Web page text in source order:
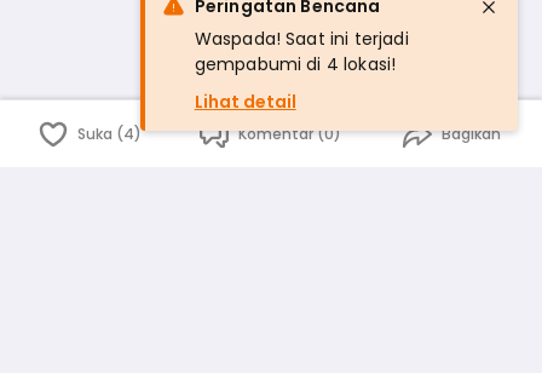
Suka (4) Komentar (0) Bagikan
Peringatan Bencana
Waspada! Saat ini terjadi
gempabumi di 4 lokasi!
Lihat detail